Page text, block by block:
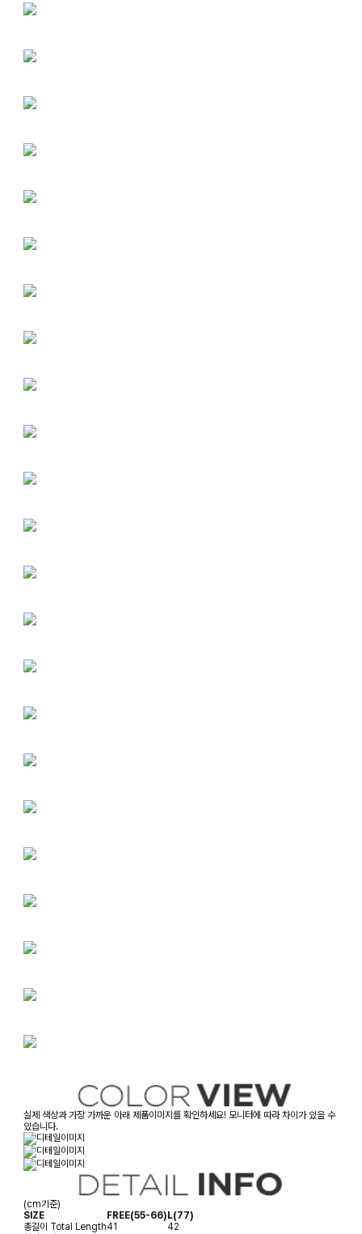
실제 색상과 가장 가까운 아래 제품이미지를 확인하세요! 모니터에 따라 차이가 있을 수
있습니다.
(cm기준)
SIZE
FREE(55-66) L(77)
총길이 Total Length41
42